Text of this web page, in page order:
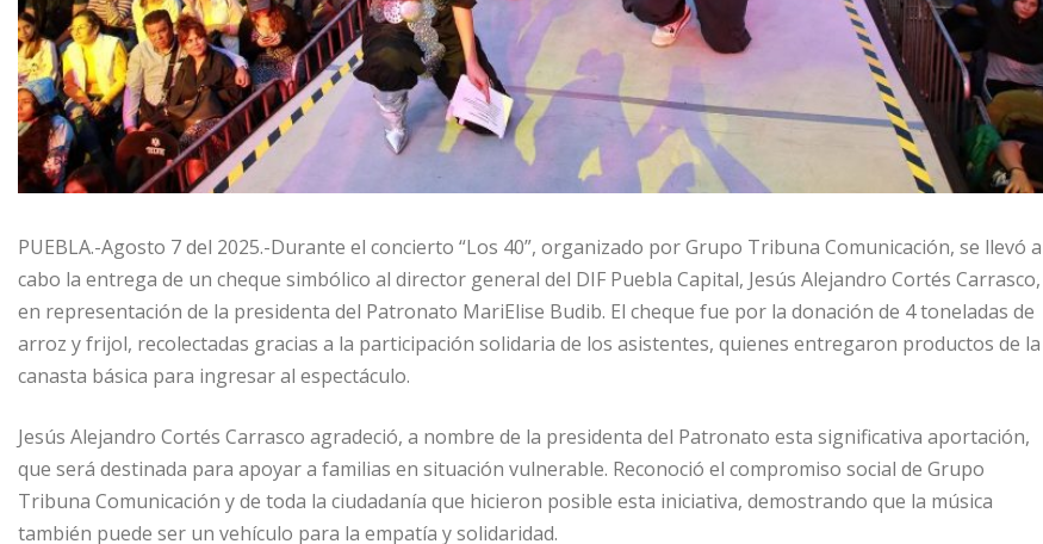
PUEBLA.-Agosto 7 del 2025.-Durante el concierto “Los 40”, organizado por Grupo Tribuna Comunicación, se llevó a
cabo la entrega de un cheque simbólico al director general del DIF Puebla Capital, Jesús Alejandro Cortés Carrasco,
en representación de la presidenta del Patronato MariElise Budib. El cheque fue por la donación de 4 toneladas de
arroz y frijol, recolectadas gracias a la participación solidaria de los asistentes, quienes entregaron productos de la
canasta básica para ingresar al espectáculo.
Jesús Alejandro Cortés Carrasco agradeció, a nombre de la presidenta del Patronato esta significativa aportación,
que será destinada para apoyar a familias en situación vulnerable. Reconoció el compromiso social de Grupo
Tribuna Comunicación y de toda la ciudadanía que hicieron posible esta iniciativa, demostrando que la música
también puede ser un vehículo para la empatía y solidaridad.